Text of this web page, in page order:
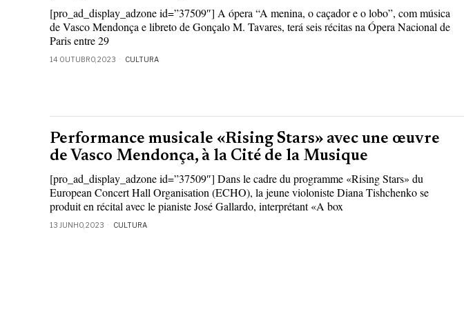
[pro_ad_display_adzone id=”37509″] A ópera “A menina, o caçador e o lobo”, com música
de Vasco Mendonça e libreto de Gonçalo M. Tavares, terá seis récitas na Ópera Nacional de
Paris entre 29
14 OUTUBRO, 2023 CULTURA
Performance musicale «Rising Stars» avec une œuvre
de Vasco Mendonça, à la Cité de la Musique
[pro_ad_display_adzone id=”37509″] Dans le cadre du programme «Rising Stars» du
European Concert Hall Organisation (ECHO), la jeune violoniste Diana Tishchenko se
produit en récital avec le pianiste José Gallardo, interprétant «A box
13 JUNHO, 2023 CULTURA